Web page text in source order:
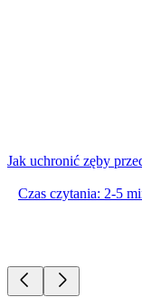
Jak uchronić zęby
Czas czytania: 2-5